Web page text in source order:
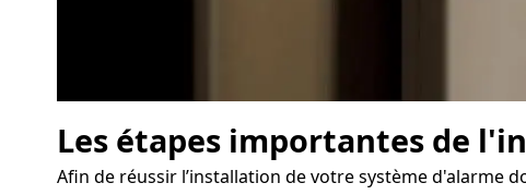
Les étapes importantes de
Afin de réussir l’installation de votre système d'alarme